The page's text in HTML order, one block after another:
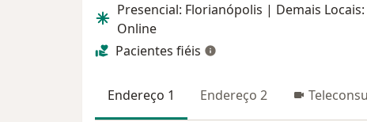
Presencial: Florianópolis | Demais Locais:
Online
Pacientes fiéis
Endereço 1 Endereço 2